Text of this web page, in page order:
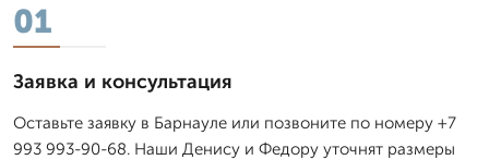
01
Заявка и консультация
Оставьте заявку в Барнауле или позвоните по номеру +7
993 993-90-68. Наши Денису и Федору уточнят размеры